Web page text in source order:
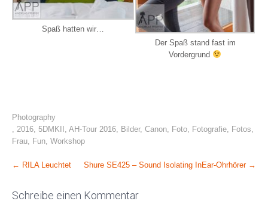
Spaß hatten wir…
Der Spaß stand fast im
Vordergrund
Photography
2016 5DMKII AH-Tour 2016 Bilder, Canon Foto Fotografie Fotos
Frau Fun Workshop
Post
← RILA Leuchtet Shure SE425 – Sound Isolating InEar-Ohrhörer →
Schreibe einen Kommentar